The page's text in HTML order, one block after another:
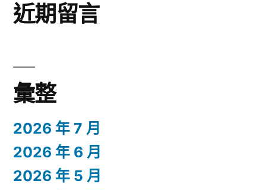
近期留言
彙整
2026 年 7 月
2026 年 6 月
2026 年 5 月